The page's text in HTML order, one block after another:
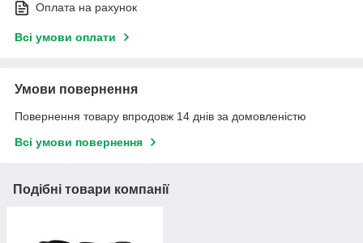
Оплата на рахунок
Всі умови оплати
Умови повернення
Повернення товару впродовж 14 днів за домовленістю
Всі умови повернення
Подібні товари компанії